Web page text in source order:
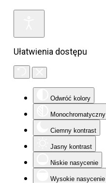
Ułatwienia dostępu
Odwróć kolory
Monochromatyczny
Ciemny kontrast
Jasny kontrast
Niskie nasycenie
Wysokie nasycenie